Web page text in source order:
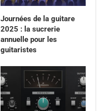
Journées de la guitare
2025 : la sucrerie
annuelle pour les
guitaristes